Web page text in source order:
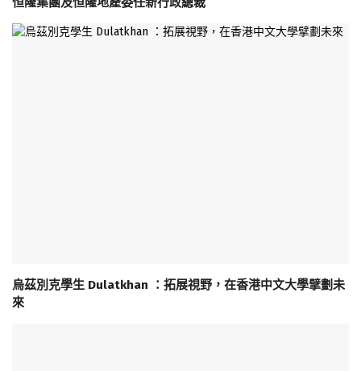
烏茲別克學生 Dulatkhan ：拓展視野，在香港中文大學擘劃未
來